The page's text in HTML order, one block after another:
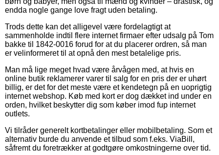
endda nogle gange love fragt uden betaling.
Trods dette kan det alligevel være fordelagtigt at
sammenholde indtil flere internet firmaer efter udsalg på Tom
bakke til 1842-0016 forud for at du placerer ordren, så man
er velinformeret til at opnå den mest betalelige pris.
Man må lige meget hvad være årvågen med, at hvis en
online butik reklamerer varer til salg for en pris der er uhørt
billig, er det for det meste være et kendetegn på en uoprigtig
internet webshop. Køb med kort er dog dækket ind under en
orden, hvilket beskytter dig som køber imod fup internet
outlets.
Vi tilråder generelt kortbetalinger eller mobilbetaling. Som et
alternativ burde du anvende et tilbud som f.eks. ViaBill,
såfremt du foretrækker at godtgøre omkostningerne over tid.